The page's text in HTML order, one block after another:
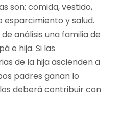
son: comida, vestido,
esparcimiento y salud.
análisis una familia de
e hija. Si las
de la hija ascienden a
padres ganan lo
deberá contribuir con